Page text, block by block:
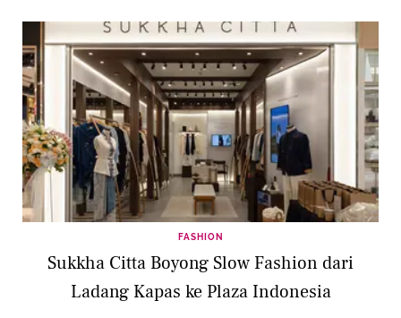
FASHION
Sukkha Citta Boyong Slow Fashion dari
Ladang Kapas ke Plaza Indonesia